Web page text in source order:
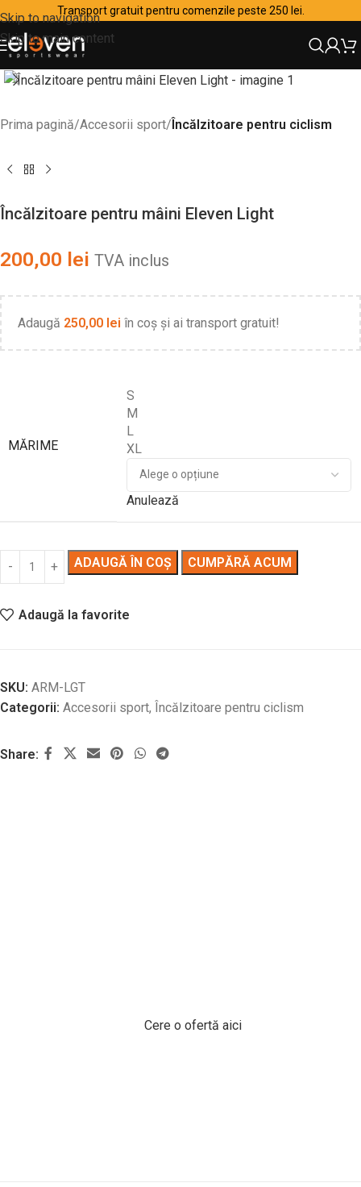
Skip to navigation
Skip to main content
Transport gratuit pentru comenzile peste 250 lei.
Prima pagină Accesorii sport Încălzitoare pentru ciclism
Încălzitoare pentru mâini Eleven Light
200,00 lei TVA inclus
Adaugă 250,00 lei în coș și ai transport gratuit!
MĂRIME
S
M
L
XL
Anulează
ADAUGĂ ÎN COȘ CUMPĂRĂ ACUM
Adaugă la favorite
SKU: ARM-LGT
Categorii: Accesorii sport, Încălzitoare pentru ciclism
Share:
Cere o ofertă aici